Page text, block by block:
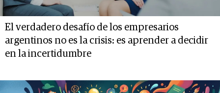
El verdadero desafío de los empresarios
argentinos no es la crisis: es aprender a decidir
en la incertidumbre